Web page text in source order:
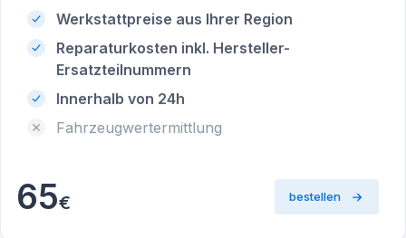
Werkstattpreise aus Ihrer Region
Reparaturkosten inkl. Hersteller-
Ersatzteilnummern
Innerhalb von 24h
Fahrzeugwertermittlung
65€ bestellen